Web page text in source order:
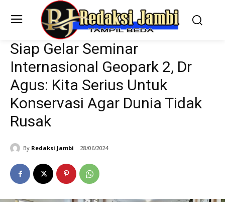
Siap Gelar Seminar
Internasional Geopark 2, Dr
Agus: Kita Serius Untuk
Konservasi Agar Dunia Tidak
Rusak
By Redaksi Jambi 28/06/2024